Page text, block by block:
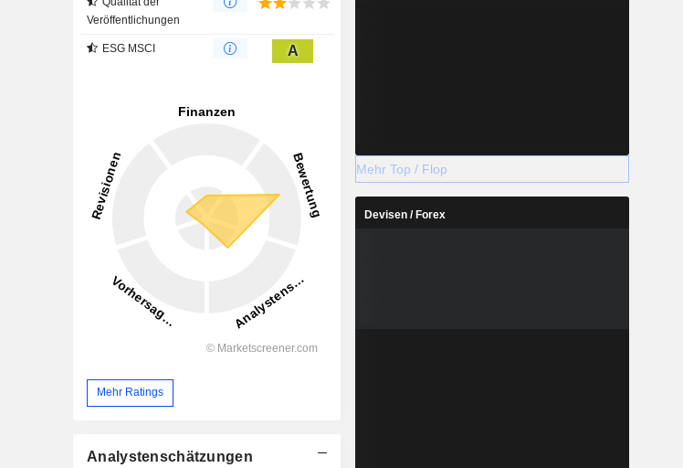
Veröffentlichungen
ESG MSCI A
Mehr Ratings
Analystenschätzungen
Mehr Top / Flop
Devisen / Forex